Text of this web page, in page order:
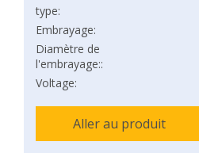
type:
Embrayage:
Diamètre de
l'embrayage::
Voltage:
Aller au produit